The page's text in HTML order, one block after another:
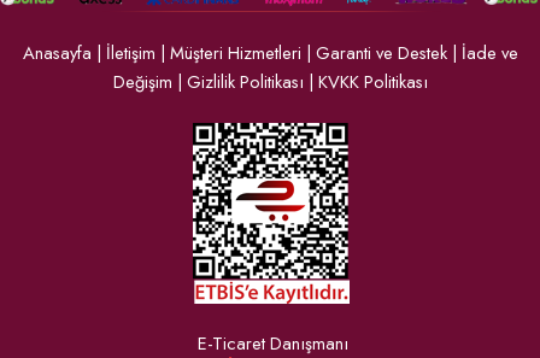
Anasayfa | İletişim | Müşteri Hizmetleri | Garanti ve Destek| İade ve
Değişim | Gizlilik Politikası | KVKK Politikası
E-Ticaret Danışmanı